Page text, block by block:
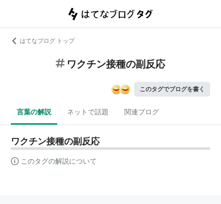
はてなブログ トップ
ワクチン接種の副反応
このタグでブログを書く
言葉の解説 ネットで話題 関連ブログ
ワクチン接種の副反応
このタグの解説について